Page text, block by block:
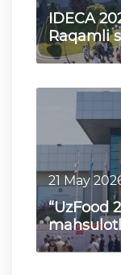
IDECA
Raqamli
21 May
“UzFood
chiqarish